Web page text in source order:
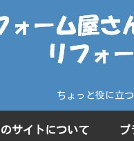
ちょっと役に立
のサイトについて プ